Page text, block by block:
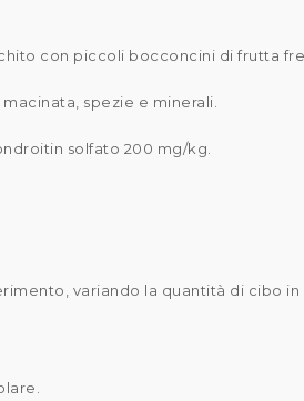
con piccoli bocconcini di frutta
spezie e minerali.
solfato 200 mg/kg.
variando la quantità di cibo in